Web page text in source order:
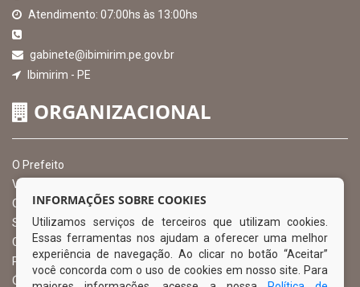
Atendimento: 07:00hs às 13:00hs
gabinete@ibimirim.pe.gov.br
Ibimirim - PE
ORGANIZACIONAL
O Prefeito
Vice Prefeito
Ouvidoria Municipal
Serviço de Informação ao Cidadão – SIC
Chefe de Gabinete
Procuradoria Geral
Órgão de Controle Interno
INFORMAÇÕES SOBRE COOKIES
Utilizamos serviços de terceiros que utilizam cookies.
Essas ferramentas nos ajudam a oferecer uma melhor
experiência de navegação. Ao clicar no botão “Aceitar”
você concorda com o uso de cookies em nosso site. Para